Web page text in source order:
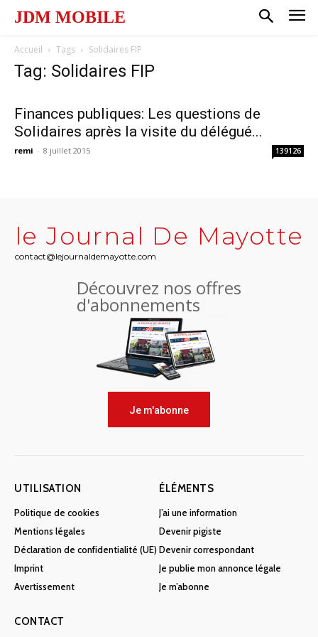
JDM MOBILE
Accueil Tags Solidaires FIP
Tag: Solidaires FIP
Finances publiques: Les questions de
Solidaires après la visite du délégué...
remi - 8 juillet 2015 139126
le Journal De Mayotte
contact@lejournaldemayotte.com
Découvrez nos offres
d'abonnements
Je m'abonne
UTILISATION
Politique de cookies
Mentions légales
Déclaration de confidentialité (UE)
Imprint
Avertissement
ÉLÉMENTS
J’ai une information
Devenir pigiste
Devenir correspondant
Je publie mon annonce légale
Je m’abonne
CONTACT